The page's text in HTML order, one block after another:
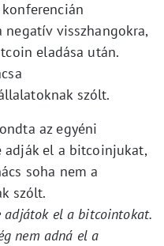
konferencián
visszhangokra,
eladása után.
szólt.
az egyéni
adják el a bitcoinjukat,
soha nem a
szólt.
adjátok el a bitcointokat.
nem adná el a